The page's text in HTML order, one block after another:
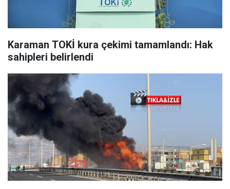
Karaman TOKİ kura çekimi tamamlandı: Hak
sahipleri belirlendi